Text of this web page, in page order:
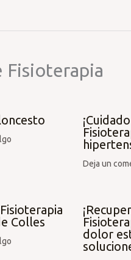
Fisioterapia
Deja un
Colles
dolor